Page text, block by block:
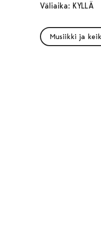
Väliaika: KYLLÄ
Musiikki ja